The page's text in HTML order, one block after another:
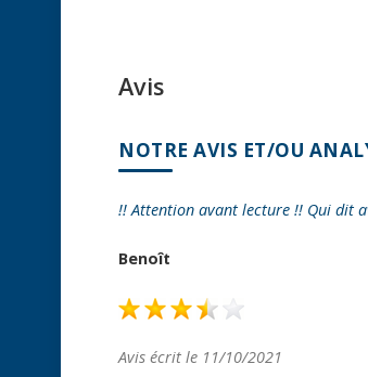
Avis
NOTRE AVIS ET/OU
!! Attention avant lecture !! Qui dit
Benoît
Avis écrit le 11/10/2021